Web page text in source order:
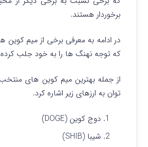
برخوردار هستند.
در ادامه به معرفی برخی از میم کوین‌
که توجه نهنگ‌ ها را به خود جلب
از جمله بهترین میم کوین های
توان به ارزهای زیر اشاره کرد.
دوج کوین (DOGE)
شیبا (SHIB)